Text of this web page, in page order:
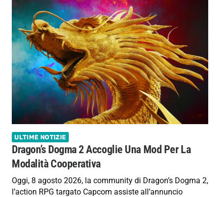
ULTIME NOTIZIE
Dragon’s Dogma 2 Accoglie Una Mod Per La
Modalità Cooperativa
Oggi, 8 agosto 2026, la community di Dragon’s Dogma 2,
l’action RPG targato Capcom assiste all’annuncio